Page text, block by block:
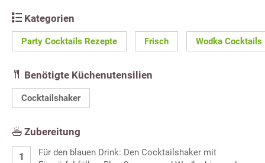
Kategorien
Party Cocktails Rezepte Frisch Wodka Cocktails
Benötigte Küchenutensilien
Cocktailshaker
Zubereitung
Für den blauen Drink: Den Cocktailshaker mit